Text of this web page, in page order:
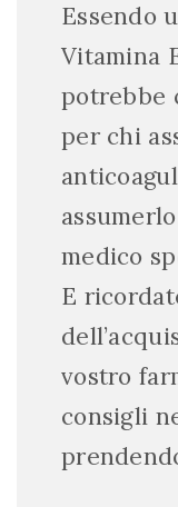
Essendo
Vitamina
potrebbe
per chi
medico
E
vostro
consigli